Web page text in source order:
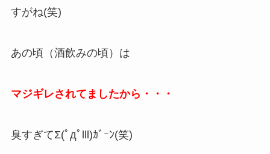
すがね(笑)
あの頃（酒飲みの頃）は
マジギレされてましたから・・・
臭すぎてΣ(ﾟдﾟlll)ｶﾞｰﾝ(笑)